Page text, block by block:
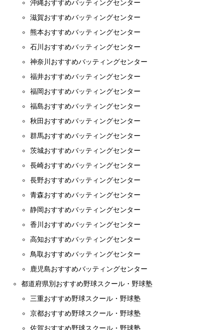
沖縄おすすめバッティングセンター
滋賀おすすめバッティングセンター
熊本おすすめバッティングセンター
石川おすすめバッティングセンター
神奈川おすすめバッティングセンター
福井おすすめバッティングセンター
福岡おすすめバッティングセンター
福島おすすめバッティングセンター
秋田おすすめバッティングセンター
群馬おすすめバッティングセンター
茨城おすすめバッティングセンター
長崎おすすめバッティングセンター
長野おすすめバッティングセンター
青森おすすめバッティングセンター
静岡おすすめバッティングセンター
香川おすすめバッティングセンター
高知おすすめバッティングセンター
鳥取おすすめバッティングセンター
鹿児島おすすめバッティングセンター
都道府県別おすすめ野球スクール・野球塾
三重おすすめ野球スクール・野球塾
京都おすすめ野球スクール・野球塾
佐賀おすすめ野球スクール・野球塾